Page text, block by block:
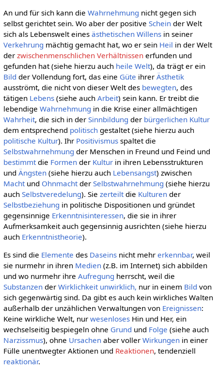
An und für sich kann die Wahrnehmung nicht gegen sich
selbst gerichtet sein. Wo aber der positive Scheinder Welt
sich als Lebenswelt eines ästhetischen Willensin seiner
Verkehrung mächtig gemacht hat, wo er sein Heil in der Welt
der zwischenmenschlichen Verhältnissenerfunden und
gefunden hat (siehe hierzu auch heile Welt), da trägt er ein
Bild der Vollendung fort, das eine Güte ihrer Ästhetik
ausströmt, die nicht von dieser Welt des bewegten, des
tätigen Lebens(siehe auch Arbeit) sein kann. Er treibt die
lebendige Wahrnehmung in die Krise einer allmächtigen
Wahrheit, die sich in der Sinnbildung der bürgerlichen Kultur
dem entsprechend politischgestaltet (siehe hierzu auch
politische Kultur). Ihr Positivismusspaltet die
Selbstwahrnehmung der Menschen in Freund und Feind und
bestimmtdie Formender Kulturin ihren Lebensstrukturen
und Ängsten(siehe hierzu auch Lebensangst) zwischen
Machtund Ohnmachtder Selbstwahrnehmung (siehe hierzu
auch Selbstveredelung). Sie zerteiltdie Kulturender
Selbstbeziehung in politische Dispositionen und gründet
gegensinnige Erkenntnisinteressen, die sie in ihrer
Aufmerksamkeit auch gegensinnig ausrichten (siehe hierzu
auch Erkenntnistheorie).
Es sind die Elemente des Daseinsnicht mehr erkennbar, weil
sie nurmehr in ihren Medien(z.B. im Internet) sich abbilden
und wo nurmehr ihre Aufregung herrscht, weil die
Substanzender Wirklichkeit unwirklich, nur in einem Bild von
sich gegenwärtig sind. Da gibt es auch kein wirkliches Walten
außerhalb der unzählichen Verwaltungen von Ereignissen:
Keine wirkliche Welt, nur wesenlosesHin und Her, ein
wechselseitig bespiegeln ohne Grund und Folge (siehe auch
Narzissmus), ohne Ursachenaber voller Wirkungenin einer
Fülle unentwegter Aktionen und Reaktionen, tendenziell
reaktionär.